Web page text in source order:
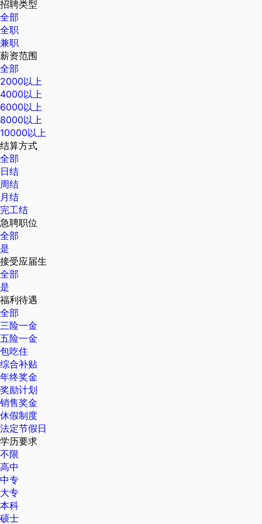
招聘类型
全部
全职
兼职
薪资范围
全部
2000以上
4000以上
6000以上
8000以上
10000以上
结算方式
全部
日结
周结
月结
完工结
急聘职位
全部
是
接受应届生
全部
是
福利待遇
全部
三险一金
五险一金
包吃住
综合补贴
年终奖金
奖励计划
销售奖金
休假制度
法定节假日
学历要求
不限
高中
中专
大专
本科
硕士